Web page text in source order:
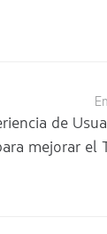
de
mejorar el